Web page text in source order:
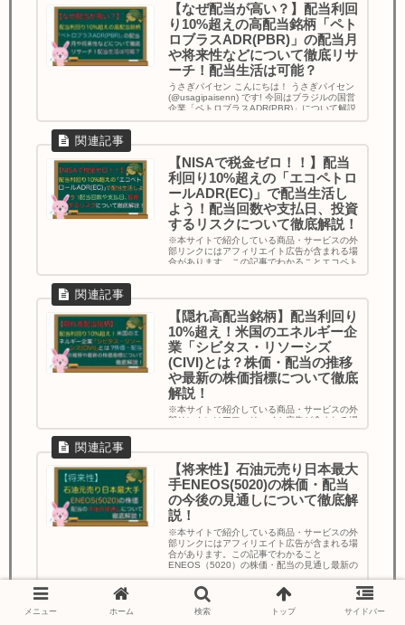
【なぜ配当が高い？】配当利回
り10%超えの高配当銘柄「ペト
ロブラスADR(PBR)」の配当月
や将来性などについて徹底リサ
ーチ！配当生活は可能？
うさぎパイセン こんにちは！ うさぎパイセン
(@usagipaisenn) です! 今回はブラジルの国営
企業「ペトロブラスADR(PBR)」について解説
していきます。 本...
【NISAで税金ゼロ！！】配当
利回り10%超えの「エコペトロ
ールADR(EC)」で配当生活し
よう！配当回数や支払日、投資
するリスクについて徹底解説！
※本サイトで紹介している商品・サービスの外
部リンクにはアフィリエイト広告が含まれる場
合があります。この記事でわかることエコペト
ロール(EC)はどんな企業なのか株価・配当につ
【隠れ高配当銘柄】配当利回り
10%超え！米国のエネルギー企
業「シビタス・リソーシズ
(CIVI)とは？株価・配当の推移
や最新の株価指標について徹底
解説！
※本サイトで紹介している商品・サービスの外
部リンクにはアフィリエイト広告が含まれる場
合があります。 この記事でわかること シビタ
価・配当の...
【将来性】石油元売り日本最大
手ENEOS(5020)の株価・配当
の今後の見通しについて徹底解
説！
※本サイトで紹介している商品・サービスの外
部リンクにはアフィリエイト広告が含まれる場
合があります。この記事でわかること
ENEOS（5020）の株価・配当の見通し最新の
メニュー ホーム 検索 トップ サイドバー